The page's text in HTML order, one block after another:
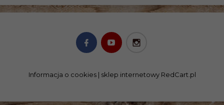
Informacja o cookies| sklep internetowyRedCart.pl